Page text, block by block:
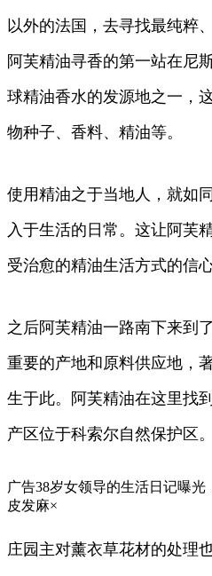
以外的法国，去寻找最纯粹
阿芙精油寻香的第一站在尼
球精油香水的发源地之一，
物种子、香料、精油等。
使用精油之于当地人，就如
入于生活的日常。这让阿芙
受治愈的精油生活方式的信心
之后阿芙精油一路南下来到
重要的产地和原料供应地，
生于此。阿芙精油在这里找
产区位于科索尔自然保护区。
广告38岁女领导的生活日记曝
皮发麻×
庄园主对薰衣草花材的处理